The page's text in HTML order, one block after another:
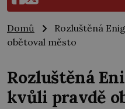
Domů
Rozluštěná
obětoval město
Rozluštěná
kvůli pravdě